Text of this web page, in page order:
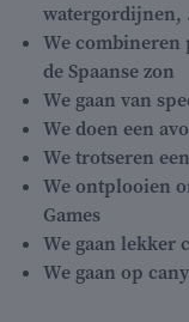
We combineren
de Spaanse zon
We gaan van
We doen een
We trotseren
We ontplooien
Games
We gaan lekker
We gaan op